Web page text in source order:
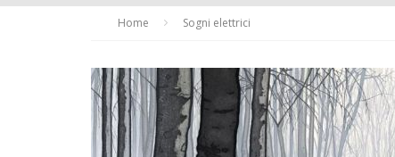
CONTRIBUTORS
Home Sogni elettrici